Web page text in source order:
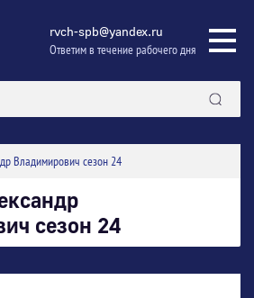
rvch-spb@yandex.ru
Ответим в течение рабочего дня
Владимирович сезон 24
сезон 24